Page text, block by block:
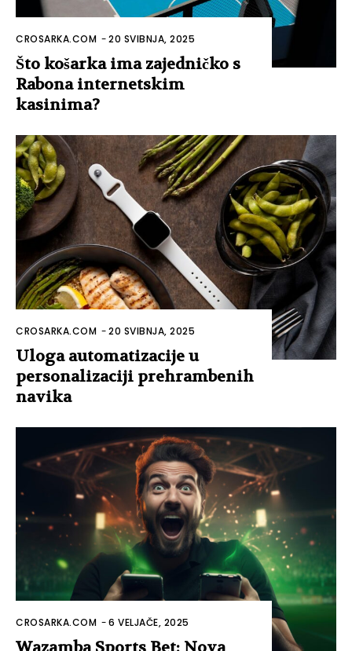
CROSARKA.COM -20 SVIBNJA, 2025
Što košarka ima zajedničko s
Rabona internetskim
kasinima?
CROSARKA.COM -20 SVIBNJA, 2025
Uloga automatizacije u
personalizaciji prehrambenih
navika
CROSARKA.COM -6 VELJAČE, 2025